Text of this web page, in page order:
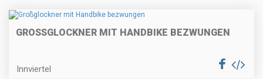
GROSSGLOCKNER MIT HANDBIKE BEZWUNGEN
Innviertel